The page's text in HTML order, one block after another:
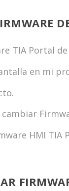
TIA Portal de
en mi
HMI TIA